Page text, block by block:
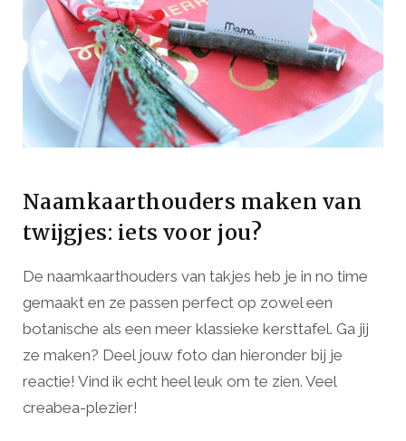
Naamkaarthouders maken van
twijgjes: iets voor jou?
De naamkaarthouders van takjes heb je in no time
gemaakt en ze passen perfect op zowel een
botanische als een meer klassieke kersttafel. Ga jij
ze maken? Deel jouw foto dan hieronder bij je
reactie! Vind ik echt heel leuk om te zien. Veel
creabea-plezier!